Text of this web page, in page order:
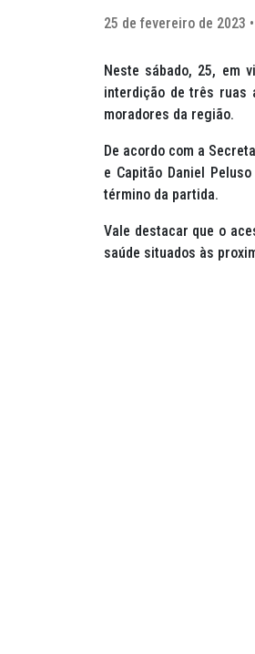
25 de fevereiro de 2023
Neste sábado, 25, em
interdição de três ruas
moradores da região.
De acordo com a
e Capitão Daniel
término da partida.
Vale destacar que o
saúde situados às